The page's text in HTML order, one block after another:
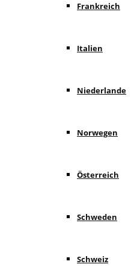
Frankreich
Italien
Niederlande
Norwegen
Österreich
Schweden
Schweiz